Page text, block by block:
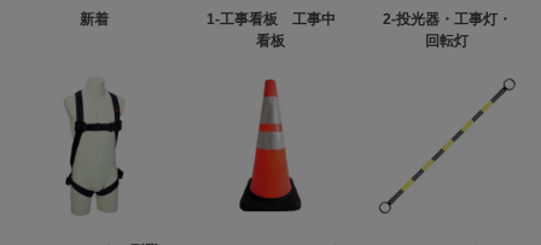
新着
1-工事看板 工事中
看板
2-投光器・工事灯・
回転灯